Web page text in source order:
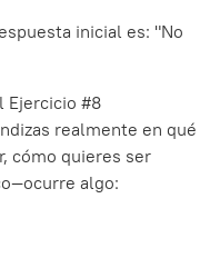
inicial es: "No
Ejercicio #8
realmente en qué
cómo quieres ser
algo: